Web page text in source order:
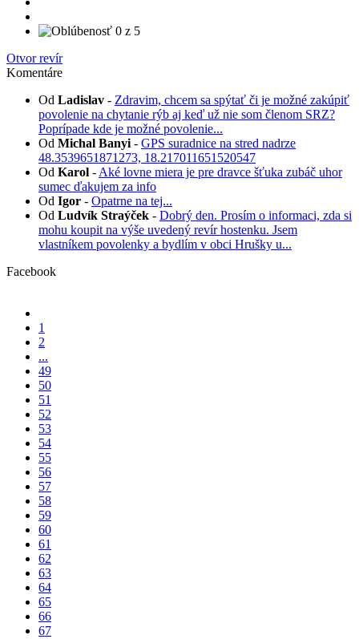
Otvor revír
Komentáre
Od Ladislav - Zdravim, chcem sa spýtať či je možné zakúpiť
povolenie na chytanie rýb aj keď už nie som členom SRZ?
Poprípade kde je možné povolenie...
Od Michal Banyi - GPS suradnice na stred nadrze
48.3539651871273, 18.217011651520547
Od Karol - Aké lovne miera je pre dravce šťuka zubáč uhor
sumec ďakujem za info
Od Igor - Opatrne na tej...
Od Ludvík Straýček - Dobrý den. Prosím o informaci, zda si
mohu koupit na výše uvedený revír hostenku. Jsem
vlastníkem povolenky a bydlím v obci Hrušky u...
Facebook
1
2
...
49
50
51
52
53
54
55
56
57
58
59
60
61
62
63
64
65
66
67